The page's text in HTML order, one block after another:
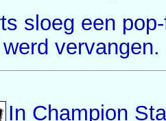
sloeg een
vervangen.
In Champion